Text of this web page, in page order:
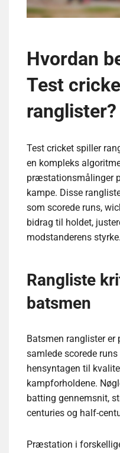
Hvordan
Test
ranglister?
Test cricket spiller
en kompleks
præstationsmålinger
kampe. Disse
som scorede runs,
bidrag til holdet,
modstanderens styrke.
Rangliste
batsmen
Batsmen ranglister
samlede scorede
hensyntagen til
kampforholdene.
batting gennemsnit,
centuries og half-
Præstation i